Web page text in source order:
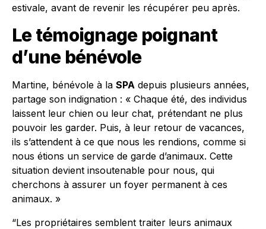
estivale, avant de revenir les récupérer peu après.
Le témoignage poignant
d’une bénévole
Martine, bénévole à la SPA depuis plusieurs années,
partage son indignation : « Chaque été, des individus
laissent leur chien ou leur chat, prétendant ne plus
pouvoir les garder. Puis, à leur retour de vacances,
ils s’attendent à ce que nous les rendions, comme si
nous étions un service de garde d’animaux. Cette
situation devient insoutenable pour nous, qui
cherchons à assurer un foyer permanent à ces
animaux. »
“Les propriétaires semblent traiter leurs animaux